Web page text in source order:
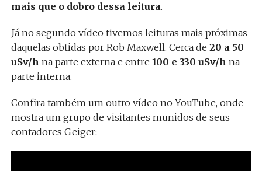
mais que o dobro dessa leitura.
Já no segundo vídeo tivemos leituras mais próximas
daquelas obtidas por Rob Maxwell. Cerca de 20 a 50
uSv/h na parte externa e entre 100 e 330 uSv/h na
parte interna.
Confira também um outro vídeo no YouTube, onde
mostra um grupo de visitantes munidos de seus
contadores Geiger: